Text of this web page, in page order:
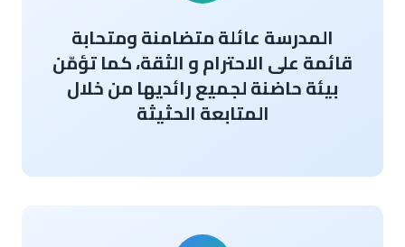
المدرسة عائلة متضامنة ومتحابة
قائمة على الاحترام و الثقة، كما تؤمّن
بيئة حاضنة لجميع رائديها من خلال
المتابعة الحثيثة